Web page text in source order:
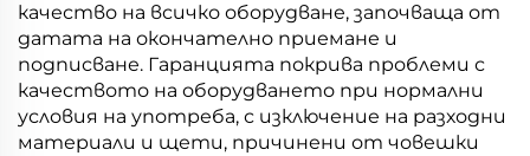
качество на всичко оборудване, започваща от
датата на окончателно приемане и
подписване. Гаранцията покрива проблеми с
качеството на оборудването при нормални
условия на употреба, с изключение на разходни
материали и щети, причинени от човешки